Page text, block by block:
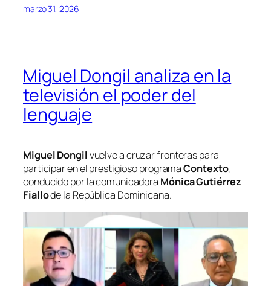
marzo 31, 2026
Miguel Dongil analiza en la
televisión el poder del
lenguaje
Miguel Dongilvuelve a cruzar fronteras para
participar en el prestigioso programaContexto,
conducido por la comunicadora Mónica Gutiérrez
Fiallode la República Dominicana.